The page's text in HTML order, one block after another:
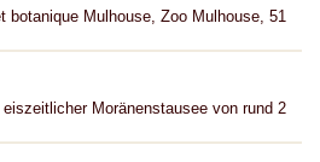
botanique Mulhouse, Zoo Mulhouse, 51
Moränenstausee von rund 2